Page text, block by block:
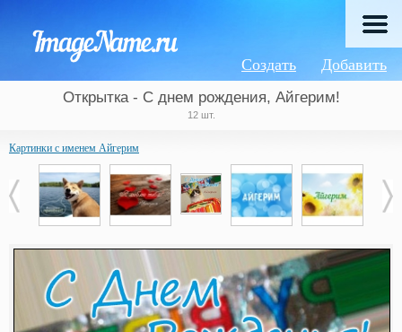
Добавить
Создать
Открытка - С днем рождения, Айгерим!
12 шт.
Картинки с именем Айгерим